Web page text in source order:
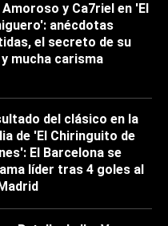
y Ca7riel en 'El
anécdotas
el secreto de su
mucha carisma
del clásico en la
de 'El Chiringuito de
El Barcelona se
líder tras 4 goles al